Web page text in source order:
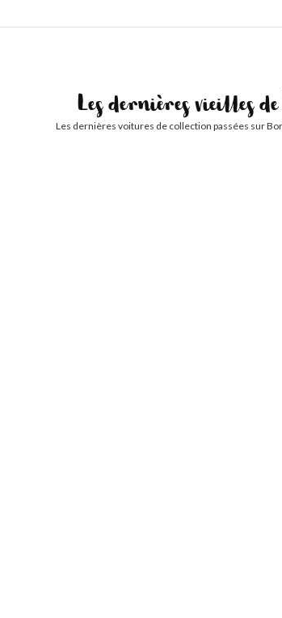
Les dernières vieilles
Les dernières voitures de collection passées sur